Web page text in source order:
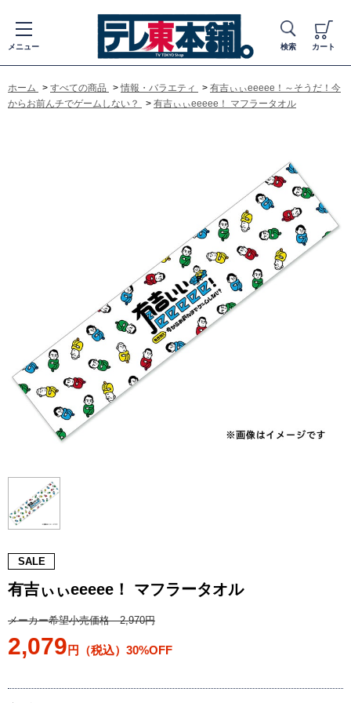
メニュー 検索 カート
ホーム > すべての商品 >情報・バラエティ > 有吉ぃぃeeeee！～そうだ！今
からお前んチでゲームしない？
> 有吉ぃぃeeeee！ マフラータオル
SALE
有吉ぃぃeeeee！ マフラータオル
メーカー希望小売価格 2,970円
2,079 円（税込）30%OFF